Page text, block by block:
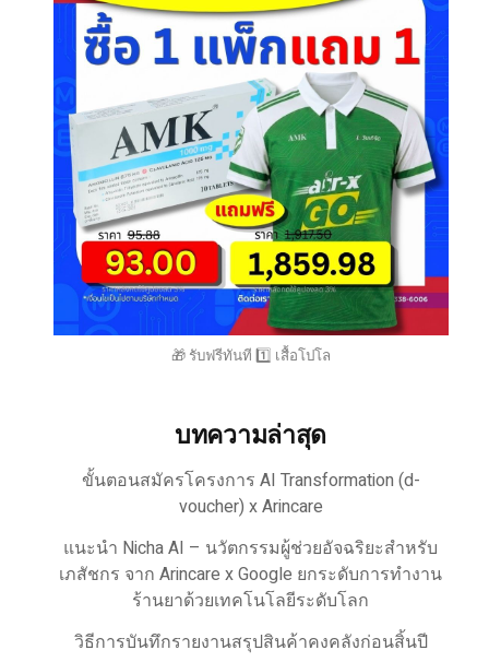
🎁 รับฟรีทันที 1️⃣ เสื้อโปโล
บทความล่าสุด
ขั้นตอนสมัครโครงการ AI Transformation (d-
voucher) x Arincare
แนะนำ Nicha AI – นวัตกรรมผู้ช่วยอัจฉริยะสำหรับ
เภสัชกร จาก Arincare x Google ยกระดับการทำงาน
ร้านยาด้วยเทคโนโลยีระดับโลก
วิธีการบันทึกรายงานสรุปสินค้าคงคลังก่อนสิ้นปี